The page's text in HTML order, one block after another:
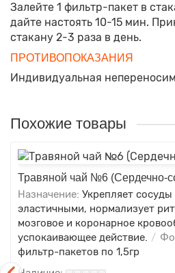
Залейте 1 фильтр-пакет в
дайте настоять 10-15 мин.
стакану 2-3 раза в день.
ПРОТИВОПОКАЗАНИЯ
Индивидуальная
Похожие товары
Травяной чай №6 (Сердечно-
Назначение: Укрепляет
эластичными, нормализует
мозговое и коронарное
успокаивающее действие.
фильтр-пакетов по 1,5гр